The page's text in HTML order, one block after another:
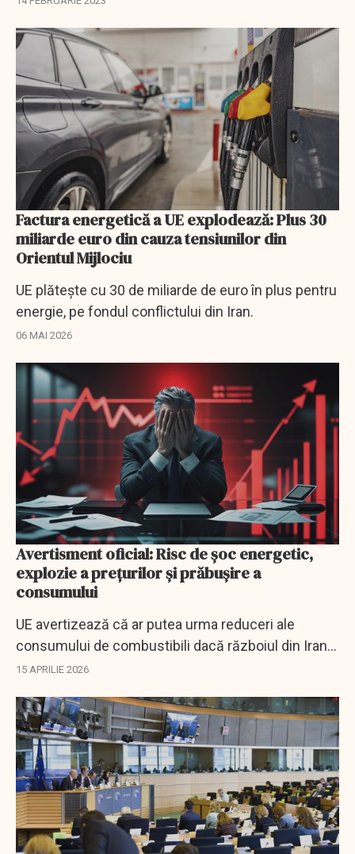
Factura energetică a UE explodează: Plus 30
miliarde euro din cauza tensiunilor din
Orientul Mijlociu
UE plătește cu 30 de miliarde de euro în plus pentru
energie, pe fondul conflictului din Iran.
06 MAI 2026
Avertisment oficial: Risc de șoc energetic,
explozie a prețurilor și prăbuşire a
consumului
UE avertizează că ar putea urma reduceri ale
consumului de combustibili dacă războiul din Iran
continuă
15 APRILIE 2026